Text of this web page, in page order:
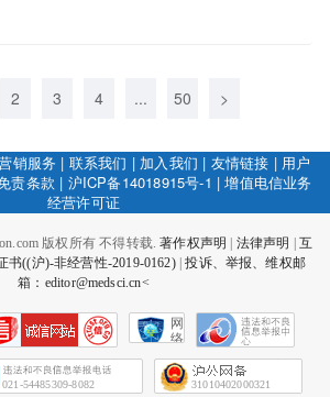
2 3 4 ... 50 >
销服务 | 联系我们 | 加入我们 | 友情链接 | 用户
责条款 | 沪ICP备14018915号-1 |增值电信业务
经营许可证
版权所有 不得转载.著作权声明 法律声明
互
书((沪)-非经营性-2019-0162)|投诉、举报、维权邮
箱：editor@medsci.cn<
网
络
会
征
021-54485309-8082 31010402000321